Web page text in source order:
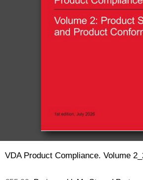
VDA Product Compliance. Volume